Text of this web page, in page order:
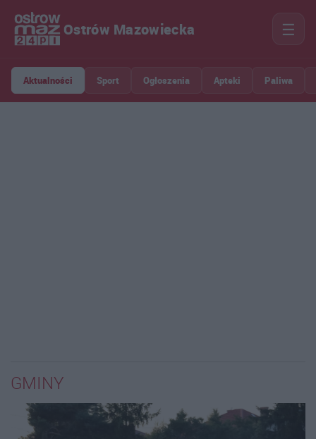
Ostrów Mazowiecka ☰
Aktualności Sport Ogłoszenia Apteki Paliwa
GMINY